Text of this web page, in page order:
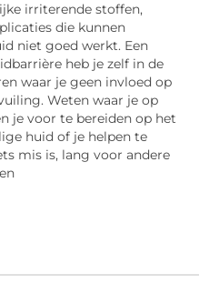
irriterende stoffen,
die kunnen
niet goed werkt. Een
heb je zelf in de
waar je geen invloed op
Weten waar je op
je voor te bereiden op het
huid of je helpen te
mis is, lang voor andere